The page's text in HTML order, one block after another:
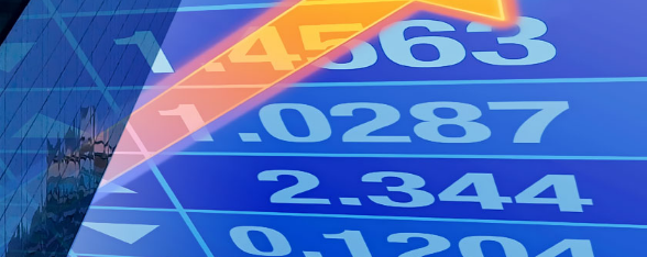
TIN
CỔ ĐÔNG
NIÊN
CHÍNH
TRỊ CÔNG TY
TIN THỊ TRƯỜNG
TIN DỰ ÁN
TIN CÔNG TY